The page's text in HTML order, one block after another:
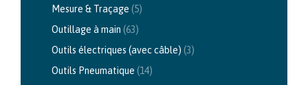
Mesure & Traçage (5)
Outillage à main (63)
Outils électriques (avec câble) (3)
Outils Pneumatique (14)